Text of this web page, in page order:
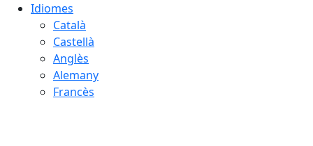
Idiomes
Català
Castellà
Anglès
Alemany
Francès